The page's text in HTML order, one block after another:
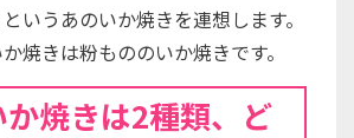
いうあのいか焼きを連想します。
焼きは粉もののいか焼きです。
焼きは2種類、ど